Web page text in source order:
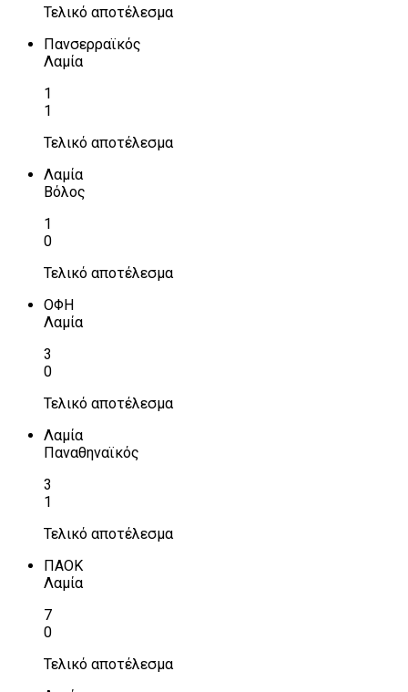
Τελικό αποτέλεσμα
Πανσερραϊκός
Λαμία
1
1
Τελικό αποτέλεσμα
Λαμία
Βόλος
1
0
Τελικό αποτέλεσμα
ΟΦΗ
Λαμία
3
0
Τελικό αποτέλεσμα
Λαμία
Παναθηναϊκός
3
1
Τελικό αποτέλεσμα
ΠΑΟΚ
Λαμία
7
0
Τελικό αποτέλεσμα